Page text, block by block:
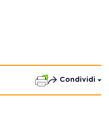
Condividi